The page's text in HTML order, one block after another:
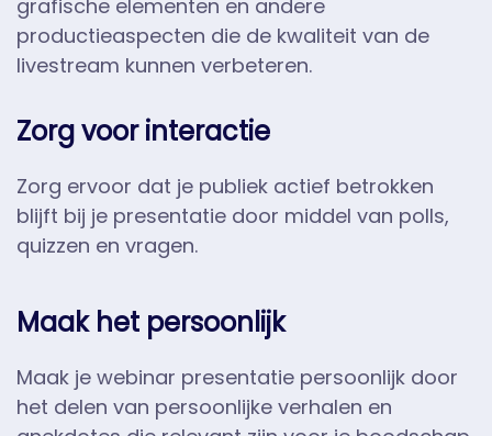
grafische elementen en andere
productieaspecten die de kwaliteit van de
livestream kunnen verbeteren.
Zorg voor interactie
Zorg ervoor dat je publiek actief betrokken
blijft bij je presentatie door middel van polls,
quizzen en vragen.
Maak het persoonlijk
Maak je webinar presentatie persoonlijk door
het delen van persoonlijke verhalen en